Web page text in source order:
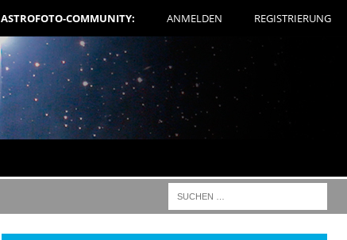
ASTROFOTO-COMMUNITY: ANMELDEN REGISTRIERUNG